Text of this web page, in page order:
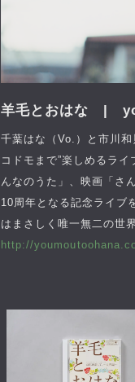
羊毛とおはな |
千葉はな（Vo.）と市川
コドモまで”楽しめるラ
んなのうた」、映画「さ
10周年となる記念ライブ
はまさしく唯一無二の世
http://